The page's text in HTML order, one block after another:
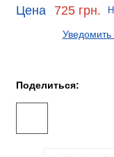
Цена 725 грн.
Поделиться: